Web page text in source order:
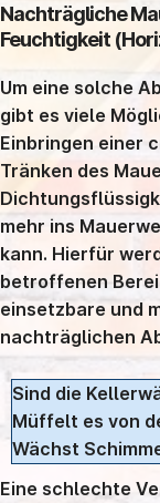
Nachträgliche
Feuchtigkeit
Um eine solche
gibt es viele
Einbringen einer
Tränken des
mehr ins
kann. Hierfür
betroffenen
einsetzbare und
nachträglichen
Sind die
Müffelt es von
Wächst
Eine schlechte